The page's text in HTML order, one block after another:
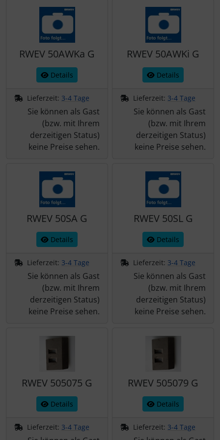
RWEV 50AWKa G
Details
Lieferzeit: 3-4 Tage
Sie können als Gast
(bzw. mit Ihrem
derzeitigen Status)
keine Preise sehen.
RWEV 50AWKi G
Details
Lieferzeit: 3-4 Tage
Sie können als Gast
(bzw. mit Ihrem
derzeitigen Status)
keine Preise sehen.
RWEV 50SA G
Details
Lieferzeit: 3-4 Tage
Sie können als Gast
(bzw. mit Ihrem
derzeitigen Status)
keine Preise sehen.
RWEV 50SL G
Details
Lieferzeit: 3-4 Tage
Sie können als Gast
(bzw. mit Ihrem
derzeitigen Status)
keine Preise sehen.
RWEV 505075 G
Details
Lieferzeit: 3-4 Tage
RWEV 505079 G
Details
Lieferzeit: 3-4 Tage
Spezialschrauben